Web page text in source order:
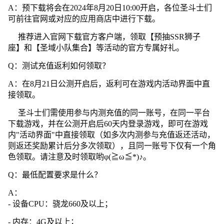
A：预下载将会在2024年8月20日10:00开启，各位圣斗士们
可前往官网或对应的应用商店中进行下载。
推荐进入官网下载官方客户端，领取【预抽SSR狮子
座】和【圣域小队集合】等活动的官方专属好礼。
Q：测试充值返利如何领取？
A：在8月21日公测开启后，返利可在游戏内活动界面中直
接领取。
圣斗士们需使用参与内测充值的同一账号，在同一平台
下载游戏，并在公测开启后60天内登录游戏，即可在游戏
内"活动界面"中直接领取（如多次内测参与充值返还活动，
则返还奖励累计后分多次领取），且同一账号下仅有一个角
色领取。请注意及时领取哟φ(≧ω≦*)♪。
Q：最低配置要求是什么？
A：
- 设备CPU：骁龙660及以上；
- 内存：4G及以上；